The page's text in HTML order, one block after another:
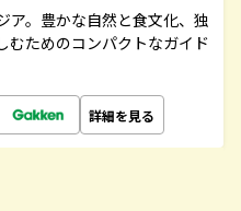
ア。豊かな自然と食文化、独
むためのコンパクトなガイド
詳細を見る